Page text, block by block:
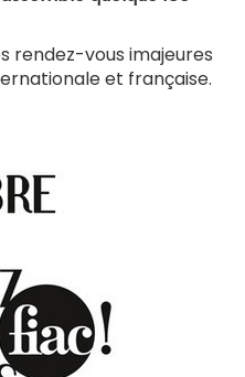
rendez-vous imajeures
et française.